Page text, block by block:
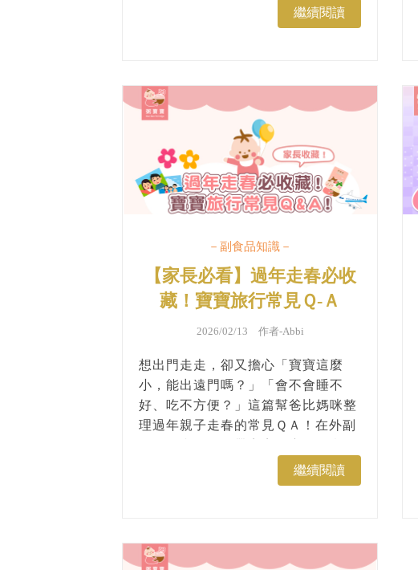
多大會練習用筷子呢？不同年齡的用
餐階段，本篇整理成一張圖一次看
繼續閱讀
－副食品知識－
【家長必看】過年走春必收
藏！寶寶旅行常見Ｑ-Ａ
2026/02/13 作者-Abbi
想出門走走，卻又擔心「寶寶這麼
小，能出遠門嗎？」「會不會睡不
好、吃不方便？」這篇幫爸比媽咪整
理過年親子走春的常見ＱＡ！在外副
麼？寶寶多大才適合出國？出門要帶
哪些東西？一起來看看吧...
繼續閱讀